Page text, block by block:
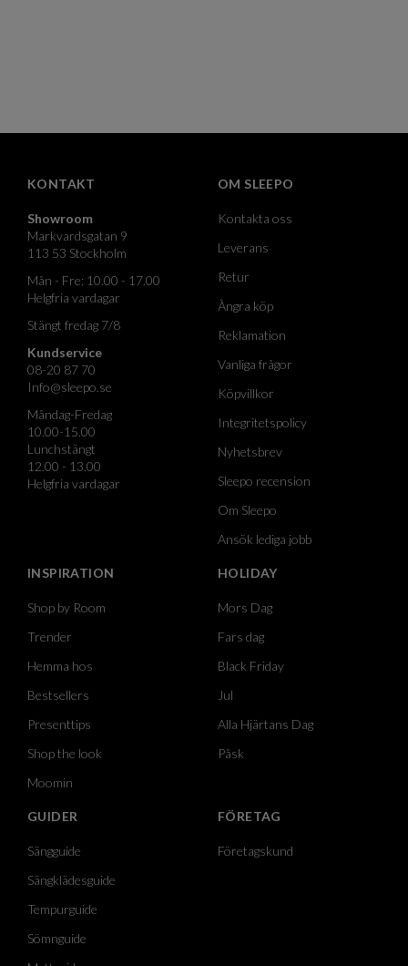
KONTAKT
Showroom
Markvardsgatan 9
113 53 Stockholm
Mån - Fre: 10.00 - 17.00
Helgfria vardagar
Stängt fredag 7/8
Kundservice
08-20 87 70
Info@sleepo.se
Måndag-Fredag
10.00-15.00
Lunchstängt
12.00 - 13.00
Helgfria vardagar
OM SLEEPO
Kontakta oss
Leverans
Retur
Ångra köp
Reklamation
Vanliga frågor
Köpvillkor
Integritetspolicy
Nyhetsbrev
Sleepo recension
Om Sleepo
Ansök lediga jobb
INSPIRATION
Shop by Room
Trender
Hemma hos
Bestsellers
Presenttips
Shop the look
Moomin
HOLIDAY
Mors Dag
Fars dag
Black Friday
Jul
Alla Hjärtans Dag
Påsk
GUIDER
Sängguide
Sängklädesguide
Tempurguide
Sömnguide
FÖRETAG
Företagskund